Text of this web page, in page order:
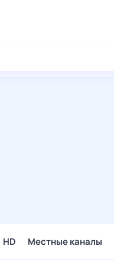
HD Местные каналы